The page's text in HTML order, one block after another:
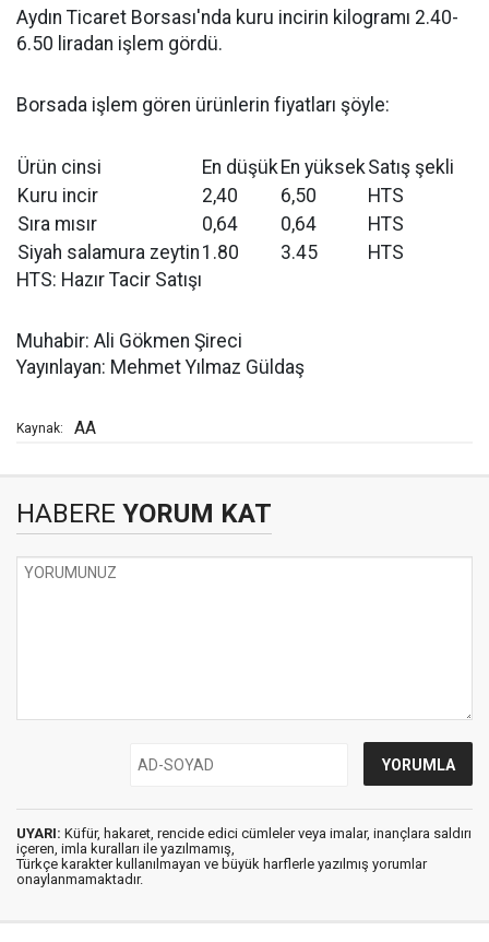
Aydın Ticaret Borsası'nda kuru incirin kilogramı 2.40-
6.50 liradan işlem gördü.
Borsada işlem gören ürünlerin fiyatları şöyle:
Ürün cinsi En düşük En yüksekSatış şekli
Kuru incir
2,40 6,50
HTS
Sıra mısır
0,64 0,64
HTS
Siyah salamura zeytin 1.80 3.45
HTS
HTS: Hazır Tacir Satışı
Muhabir: Ali Gökmen Şireci
Yayınlayan: Mehmet Yılmaz Güldaş
Kaynak: AA
HABERE YORUM KAT
UYARI: Küfür, hakaret, rencide edici cümleler veya imalar, inançlara saldırı
içeren, imla kuralları ile yazılmamış,
Türkçe karakter kullanılmayan ve büyük harflerle yazılmış yorumlar
onaylanmamaktadır.